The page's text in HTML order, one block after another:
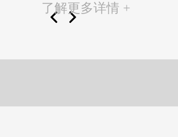
了解更多详情 +